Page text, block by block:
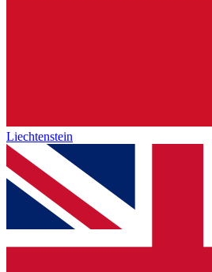
Liechtenstein